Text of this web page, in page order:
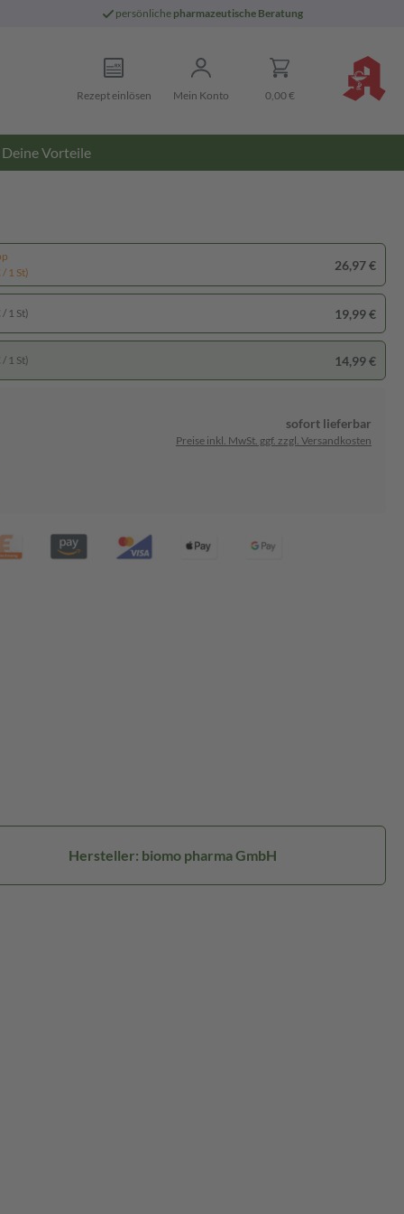
persönliche pharmazeutische Beratung
Rezept einlösen Mein Konto 0,00 €
Deine Vorteile
1 St)
26,97 €
1 St) 19,99 €
1 St) 14,99 €
sofort lieferbar
Preise inkl. MwSt. ggf. zzgl. Versandkosten
Hersteller: biomo pharma GmbH